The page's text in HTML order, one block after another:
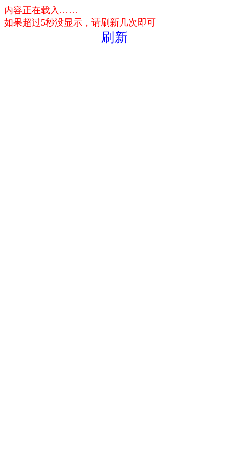
内容正在载入……
如果超过5秒没显示，请刷新几次即可
刷新